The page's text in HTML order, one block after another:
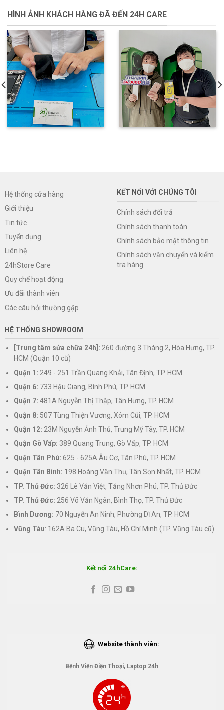
HÌNH ẢNH KHÁCH HÀNG ĐÃ ĐẾN 24H CARE
Hệ thống cửa hàng
Giới thiệu
Tin tức
Tuyển dụng
Liên hệ
24hStore Care
Quy chế hoạt động
Ưu đãi thành viên
Các câu hỏi thường gặp
KẾT NỐI VỚI CHÚNG TÔI
Chính sách đổi trả
Chính sách thanh toán
Chính sách bảo mật thông tin
Chính sách vận chuyển và kiểm
tra hàng
HỆ THỐNG SHOWROOM
[Trung tâm sửa chữa 24h]: 260 đường 3 Tháng 2, Hòa Hưng, TP.
HCM (Quận 10 cũ)
Quận 1: 249 - 251 Trần Quang Khải, Tân Định, TP. HCM
Quận 6: 733 Hậu Giang, Bình Phú, TP. HCM
Quận 7: 481A Nguyễn Thị Thập, Tân Hưng, TP. HCM
Quận 8: 507 Tùng Thiện Vương, Xóm Cũi, TP. HCM
Quận 12: 23M Nguyễn Ảnh Thủ, Trung Mỹ Tây, TP. HCM
Quận Gò Vấp: 389 Quang Trung, Gò Vấp, TP. HCM
Quận Tân Phú: 625 - 625A Âu Cơ, Tân Phú, TP. HCM
Quận Tân Bình: 198 Hoàng Văn Thụ, Tân Sơn Nhất, TP. HCM
TP. Thủ Đức: 326 Lê Văn Việt, Tăng Nhơn Phú, TP. Thủ Đức
TP. Thủ Đức: 256 Võ Văn Ngân, Bình Thọ, TP. Thủ Đức
Bình Dương: 70 Nguyễn An Ninh, Phường Dĩ An, TP. HCM
Vũng Tàu: 162A Ba Cu, Vũng Tàu, Hồ Chí Minh (TP. Vũng Tàu cũ)
Kết nối 24hCare:
Website thành viên:
Bệnh Viện Điện Thoại, Laptop 24h